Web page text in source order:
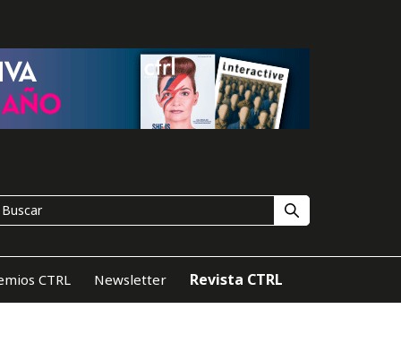
CTRL Newsletter Revista CTRL